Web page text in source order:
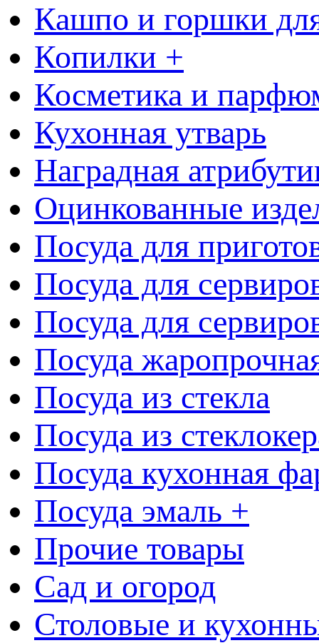
Кашпо и горшки
Копилки +
Косметика и
Кухонная утварь
Наградная
Оцинкованные
Посуда для
Посуда для
Посуда для
Посуда
Посуда из стекла
Посуда из
Посуда кухонная
Посуда эмаль +
Прочие товары
Сад и огород
Столовые и